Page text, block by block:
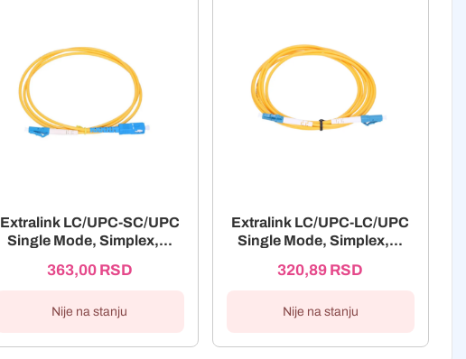
Extralink LC/UPC-SC/UPC
Single Mode, Simplex,...
363,00 RSD
Nije na stanju
Extralink LC/UPC-LC/UPC
Single Mode, Simplex,...
320,89 RSD
Nije na stanju